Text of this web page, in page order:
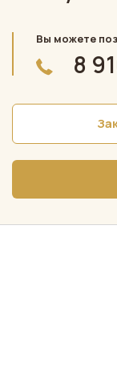
Вы можете
8